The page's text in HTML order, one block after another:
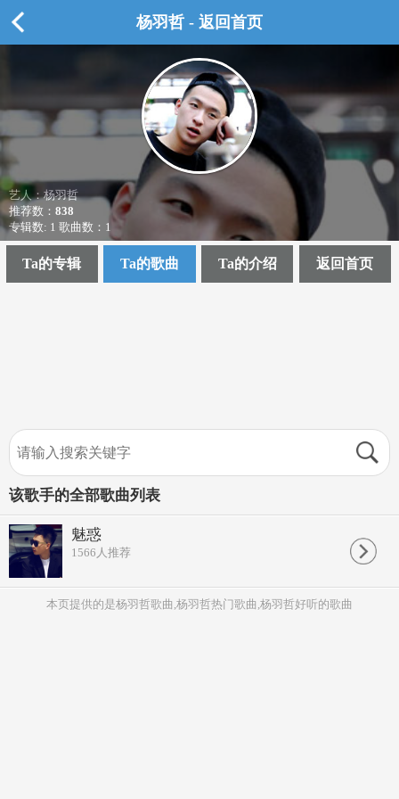
杨羽哲 - 返回首页
艺人：杨羽哲
推荐数： 838
专辑数: 1 歌曲数：1
Ta的专辑 Ta的歌曲 Ta的介绍 返回首页
该歌手的全部歌曲列表
魅惑
1566 人推荐
本页提供的是杨羽哲歌曲,杨羽哲热门歌曲,杨羽哲好听的歌曲